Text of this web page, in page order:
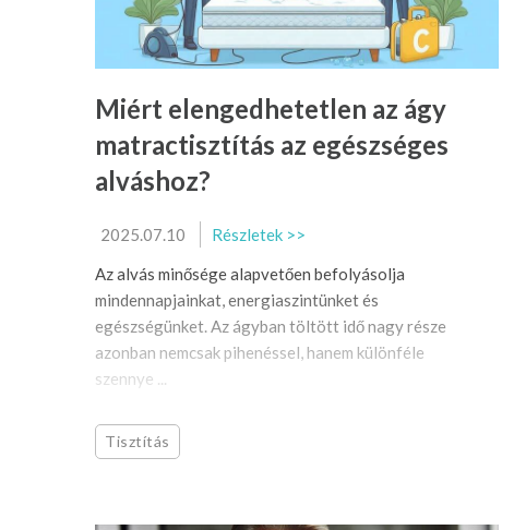
Miért elengedhetetlen az ágy
matractisztítás az egészséges
alváshoz?
2025.07.10
Részletek >>
Az alvás minősége alapvetően befolyásolja
mindennapjainkat, energiaszintünket és
egészségünket. Az ágyban töltött idő nagy része
azonban nemcsak pihenéssel, hanem különféle
szennye ...
Tisztítás